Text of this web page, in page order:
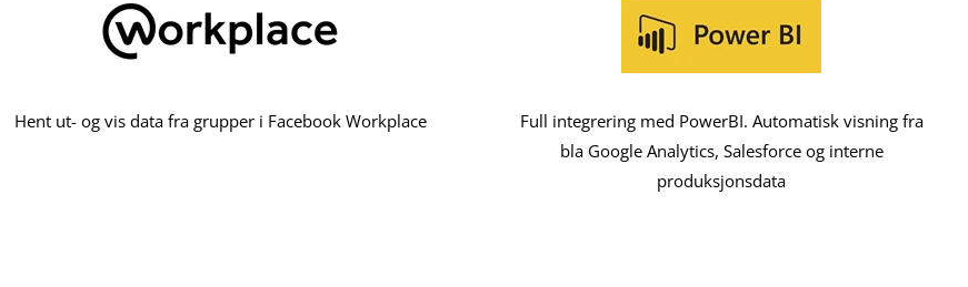
Hent ut- og vis data fra grupper i Facebook Workplace
Full integrering med PowerBI. Automatisk visning fra
bla Google Analytics, Salesforce og interne
produksjonsdata